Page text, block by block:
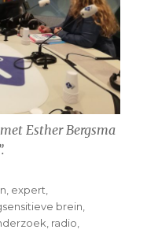
Esther Bergsma
, expert,
brein,
, radio,